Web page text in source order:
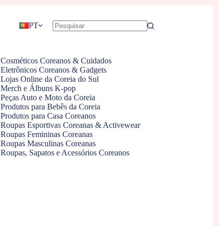
PT
Cosméticos Coreanos & Cuidados
Eletrônicos Coreanos & Gadgets
Lojas Online da Coreia do Sul
Merch e Álbuns K-pop
Peças Auto e Moto da Coreia
Produtos para Bebês da Coreia
Produtos para Casa Coreanos
Roupas Esportivas Coreanas & Activewear
Roupas Femininas Coreanas
Roupas Masculinas Coreanas
Roupas, Sapatos e Acessórios Coreanos